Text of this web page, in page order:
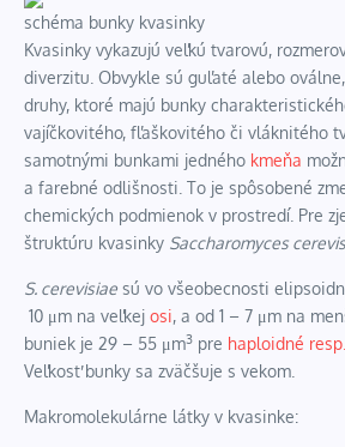
schéma bunky kvasinky
Kvasinky vykazujú veľkú tvarovú,
diverzitu. Obvykle sú guľaté alebo
druhy, ktoré majú bunky
vajíčkovitého, fľaškovitého či vláknitého
samotnými bunkami jedného kmeňa
a farebné odlišnosti. To je spôsobené
chemických podmienok v prostredí. Pre
štruktúru kvasinky Saccharomyces
S. cerevisiae sú vo všeobecnosti
10 μm na veľkej osi, a od 1 – 7 μm na
buniek je 29 – 55 μm3 pre haploidné
Veľkosť bunky sa zväčšuje s vekom.
Makromolekulárne látky v kvasinke: